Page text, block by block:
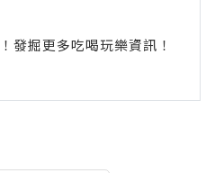
掘更多吃喝玩樂資訊！